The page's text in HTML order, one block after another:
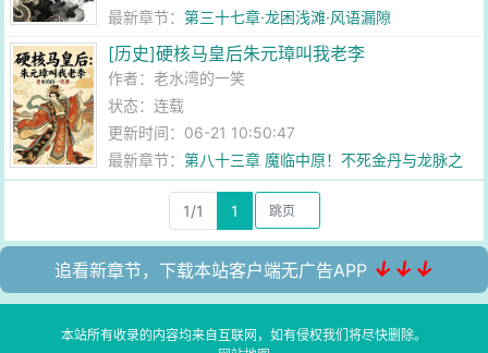
最新章节：第三十七章·龙困浅滩·风语漏隙
[历史]硬核马皇后朱元璋叫我老李
作者：老水湾的一笑
状态：连载
更新时间：06-21 10:50:47
最新章节：第八十三章 魔临中原！不死金丹与龙脉之
争
1/1
1
追看新章节，下载本站客户端无广告APP ↓↓↓
本站所有收录的内容均来自互联网，如有侵权我们将尽快删除。